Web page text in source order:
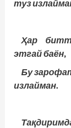
туз
Ҳар
этгай баён,
Бу
излайман.